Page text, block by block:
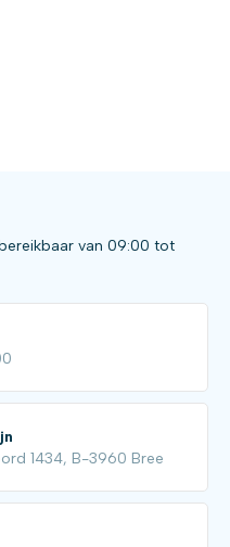
van 09:00 tot
1434, B-3960 Bree